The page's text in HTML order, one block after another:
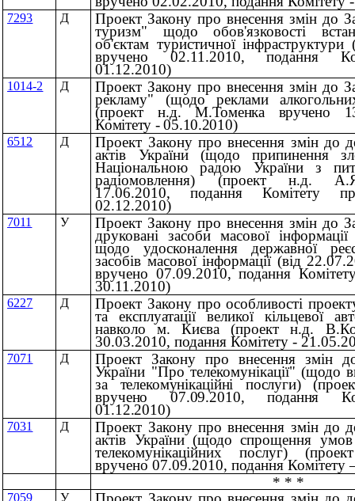
7293 Д Проект Закону про внесення змін до
туризм" щодо обов'язковості
об'єктам туристичної
вручено 02.11.2010, подання
01.12.2010)
1014-2 Д Проект Закону про внесення змін до
рекламу" (щодо реклами
(проектн.д. М.Томенка вручено
Комітету - 05.10.2010)
6512 Д Проект Закону про внесення змін до
актів України (щодо припинення
Національною радою України з
радіомовлення) (проект н.д.
17.06.2010, подання Комітету
02.12.2010)
7011 У Проект Закону про внесення змін до
друковані засоби масової
щодо удосконалення державної
засобів масової інформації (вiд
вручено 07.09.2010, подання
30.11.2010)
6227 Д Проект Закону про особливості
та експлуатації великої кільцевої
навколо м. Києва (проект н.д.
30.03.2010, подання Комітету -
7071 Д Проект Закону про внесення змін
України "Про телекомунікації"(щодо
за телекомунікаційні послуги)
вручено 07.09.2010, подання
01.12.2010)
7031 Д Проект Закону про внесення змін до
актів України (щодо спрощення
телекомунікаційних послуг)
вручено 07.09.2010, подання Комітету
* * *
7059 У